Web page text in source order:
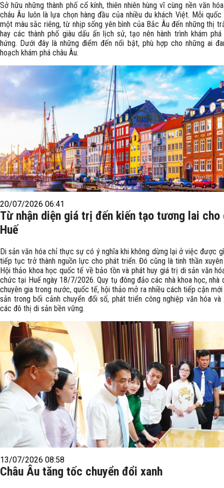
Sở hữu những thành phố cổ kính, thiên nhiên hùng vĩ cùng nền văn
châu Âu luôn là lựa chọn hàng đầu của nhiều du khách Việt. Mỗi quốc
một màu sắc riêng, từ nhịp sống yên bình của Bắc Âu đến những thị
hay các thành phố giàu dấu ấn lịch sử, tạo nên hành trình khám
hứng. Dưới đây là những điểm đến nổi bật, phù hợp cho những ai
hoạch khám phá châu Âu.
20/07/2026 06:41
Từ nhận diện giá trị đến kiến tạo tương lai cho
Huế
Di sản văn hóa chỉ thực sự có ý nghĩa khi không dừng lại ở việc được
tiếp tục trở thành nguồn lực cho phát triển. Đó cũng là tinh thần
Hội thảo khoa học quốc tế về bảo tồn và phát huy giá trị di sản văn
chức tại Huế ngày 18/7/2026. Quy tụ đông đảo các nhà khoa học, nhà
chuyên gia trong nước, quốc tế, hội thảo mở ra nhiều cách tiếp cận
sản trong bối cảnh chuyển đổi số, phát triển công nghiệp văn hóa và
các đô thị di sản bền vững.
13/07/2026 08:58
Châu Âu tăng tốc chuyển đổi xanh